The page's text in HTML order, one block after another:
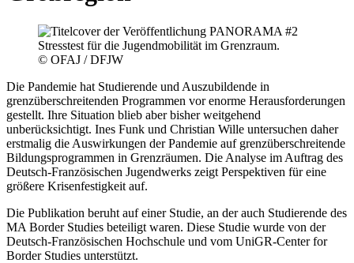
© OFAJ / DFJW
Die Pandemie hat Studierende und Auszubildende in
grenzüberschreitenden Programmen vor enorme Herausforderungen
gestellt. Ihre Situation blieb aber bisher weitgehend
unberücksichtigt. Ines Funk und Christian Wille untersuchen daher
erstmalig die Auswirkungen der Pandemie auf grenzüberschreitende
Bildungsprogrammen in Grenzräumen. Die Analyse im Auftrag des
Deutsch-Französischen Jugendwerks zeigt Perspektiven für eine
größere Krisenfestigkeit auf.
Die Publikation beruht auf einer Studie, an der auch Studierende des
MA Border Studies beteiligt waren. Diese Studie wurde von der
Deutsch-Französischen Hochschule und vom UniGR-Center for
Border Studies unterstützt.